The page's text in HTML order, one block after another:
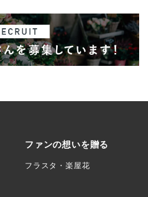
ファンの想いを贈る
フラスタ・楽屋花